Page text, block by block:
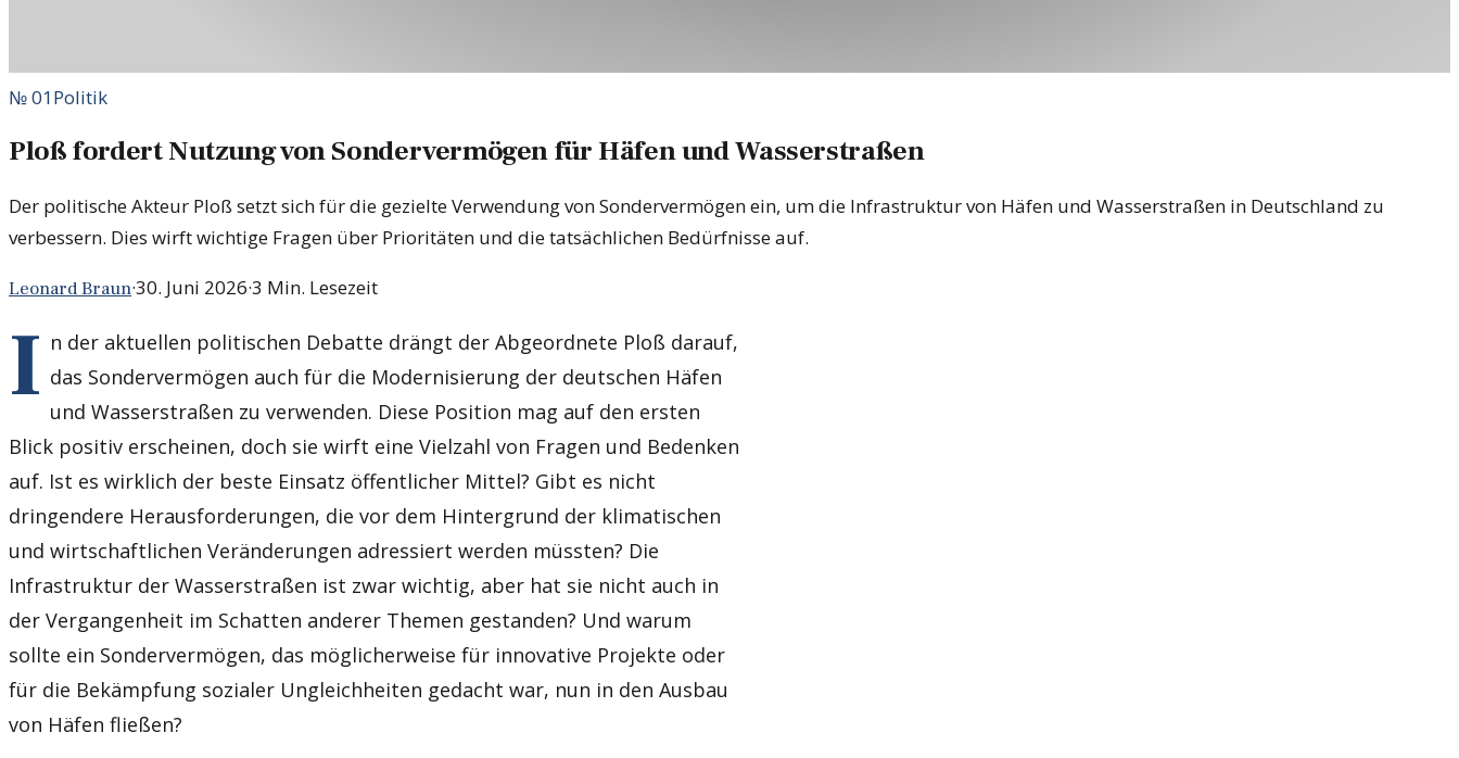
№01Politik
Ploß fordert Nutzung von Sondervermögen für Häfen und Wasserstraßen
Der politische Akteur Ploß setzt sich für die gezielte Verwendung von Sondervermögen ein, um die Infrastruktur von Häfen und Wasserstraßen in Deutschland zu
verbessern. Dies wirft wichtige Fragen über Prioritäten und die tatsächlichen Bedürfnisse auf.
Leonard Braun·30. Juni 2026·3 Min. Lesezeit
I n der aktuellen politischen Debatte drängt der Abgeordnete Ploß darauf,
das Sondervermögen auch für die Modernisierung der deutschen Häfen
und Wasserstraßen zu verwenden. Diese Position mag auf den ersten
Blick positiv erscheinen, doch sie wirft eine Vielzahl von Fragen und Bedenken
auf. Ist es wirklich der beste Einsatz öffentlicher Mittel? Gibt es nicht
dringendere Herausforderungen, die vor dem Hintergrund der klimatischen
und wirtschaftlichen Veränderungen adressiert werden müssten? Die
Infrastruktur der Wasserstraßen ist zwar wichtig, aber hat sie nicht auch in
der Vergangenheit im Schatten anderer Themen gestanden? Und warum
sollte ein Sondervermögen, das möglicherweise für innovative Projekte oder
für die Bekämpfung sozialer Ungleichheiten gedacht war, nun in den Ausbau
von Häfen fließen?